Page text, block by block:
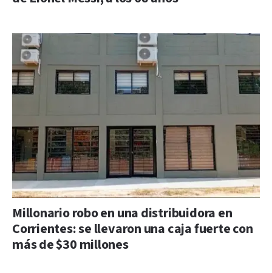
Millonario robo en una distribuidora en
Corrientes: se llevaron una caja fuerte con
más de $30 millones